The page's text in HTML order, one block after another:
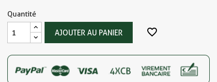
Quantité
AJOUTER AU PANIER favorite_border